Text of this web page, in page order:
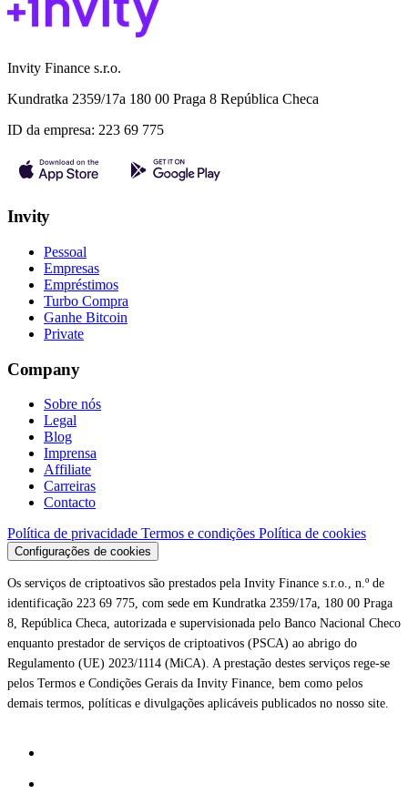
Invity Finance s.r.o.
Kundratka 2359/17a 180 00 Praga 8 República Checa
ID da empresa: 223 69 775
Invity
Pessoal
Empresas
Empréstimos
Turbo Compra
Ganhe Bitcoin
Private
Company
Sobre nós
Legal
Blog
Imprensa
Affiliate
Carreiras
Contacto
Política de privacidade Termos e condições Política de cookies
Configurações de cookies
Os serviços de criptoativos são prestados pela Invity Finance s.r.o., n.º de
identificação 223 69 775, com sede em Kundratka 2359/17a, 180 00 Praga
8, República Checa, autorizada e supervisionada pelo Banco Nacional Checo
enquanto prestador de serviços de criptoativos (PSCA) ao abrigo do
Regulamento (UE) 2023/1114 (MiCA). A prestação destes serviços rege-se
pelos Termos e Condições Gerais da Invity Finance, bem como pelos
demais termos, políticas e divulgações aplicáveis publicados no nosso site.